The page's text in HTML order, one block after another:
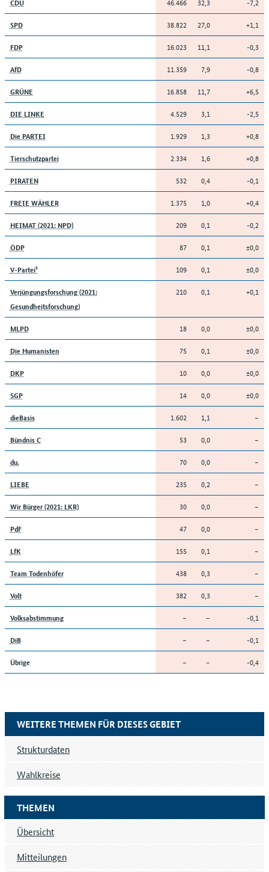
SPD 38.822 27,0 +1,1
FDP 16.023 11,1 -0,3
AfD 11.359 7,9 -0,8
GRÜNE 16.858 11,7 +6,5
DIE LINKE 4.529 3,1 -2,5
Die PARTEI 1.929 1,3 +0,8
Tierschutzpartei 2.334 1,6 +0,8
PIRATEN 532 0,4 -0,1
FREIE WÄHLER 1.375 1,0 +0,4
HEIMAT (2021: NPD) 209 0,1 -0,2
ÖDP 87 0,1 ±0,0
V-Partei³ 109 0,1 ±0,0
Verjüngungsforschung (2021:
Gesundheitsforschung)
210 0,1 +0,1
MLPD 18 0,0 ±0,0
Die Humanisten 75 0,1 ±0,0
DKP 10 0,0 ±0,0
SGP 14 0,0 ±0,0
dieBasis 1.602 1,1 –
Bündnis C 53 0,0 –
du. 70 0,0 –
LIEBE 235 0,2 –
Wir Bürger (2021: LKR) 30 0,0 –
PdF 47 0,0 –
LfK 155 0,1 –
Team Todenhöfer 438 0,3 –
Volt 382 0,3 –
Volksabstimmung – – -0,1
DiB – – -0,1
Übrige – – -0,4
THEMEN
Übersicht
Mitteilungen
WEITERE THEMEN FÜR DIESES GEBIET
Strukturdaten
Wahlkreise